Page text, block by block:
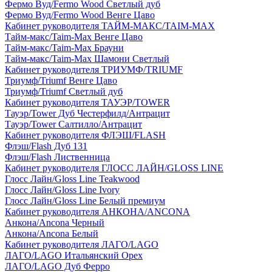
Фермо Вуд/Fermo Wood Светлый дуб
Фермо Вуд/Fermo Wood Венге Цаво
Кабинет руководителя ТАЙМ-МАКС/TAIM-MAX
Тайм-макс/Taim-Max Венге Цаво
Тайм-макс/Taim-Max Брауни
Тайм-макс/Taim-Max Шамони Светлый
Кабинет руководителя ТРИУМФ/TRIUMF
Триумф/Triumf Венге Цаво
Триумф/Triumf Светлый дуб
Кабинет руководителя ТАУЭР/TOWER
Тауэр/Tower Дуб Честерфилд/Антрацит
Тауэр/Tower Салтилло/Антрацит
Кабинет руководителя ФЛЭШ/FLASH
Флэш/Flash Дуб 131
Флэш/Flash Лиственница
Кабинет руководителя ГЛОСС ЛАЙН/GLOSS LINE
Глосс Лайн/Gloss Line Teakwood
Глосс Лайн/Gloss Line Ivory
Глосс Лайн/Gloss Line Белый премиум
Кабинет руководителя АНКОНА/ANCONA
Анкона/Ancona Черный
Анкона/Ancona Белый
Кабинет руководителя ЛАГО/LAGO
ЛАГО/LAGO Итальянский Орех
ЛАГО/LAGO Дуб Ферро